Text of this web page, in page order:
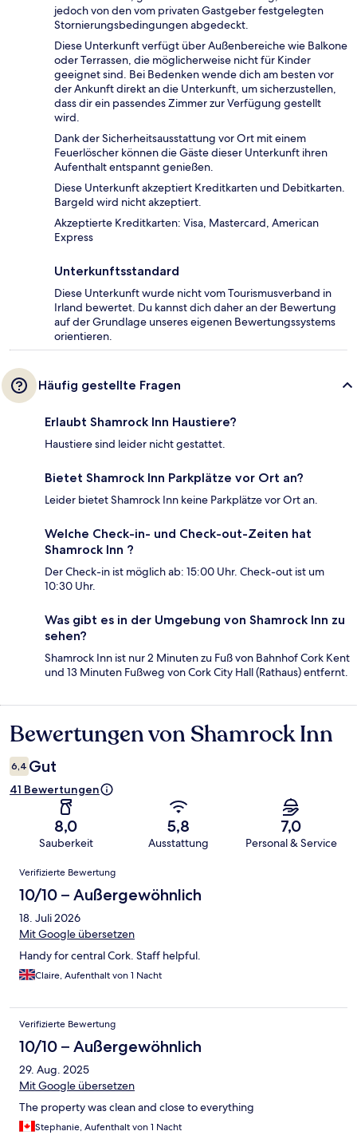
jedoch von den vom privaten Gastgeber festgelegten
Stornierungsbedingungen abgedeckt.
Diese Unterkunft verfügt über Außenbereiche wie Balkone
oder Terrassen, die möglicherweise nicht für Kinder
geeignet sind. Bei Bedenken wende dich am besten vor
der Ankunft direkt an die Unterkunft, um sicherzustellen,
dass dir ein passendes Zimmer zur Verfügung gestellt
wird.
Dank der Sicherheitsausstattung vor Ort mit einem
Feuerlöscher können die Gäste dieser Unterkunft ihren
Aufenthalt entspannt genießen.
Diese Unterkunft akzeptiert Kreditkarten und Debitkarten.
Bargeld wird nicht akzeptiert.
Akzeptierte Kreditkarten: Visa, Mastercard, American
Express
Unterkunftsstandard
Diese Unterkunft wurde nicht vom Tourismusverband in
Irland bewertet. Du kannst dich daher an der Bewertung
auf der Grundlage unseres eigenen Bewertungssystems
orientieren.
Häufig gestellte Fragen
Erlaubt Shamrock Inn Haustiere?
Haustiere sind leider nicht gestattet.
Bietet Shamrock Inn Parkplätze vor Ort an?
Leider bietet Shamrock Inn keine Parkplätze vor Ort an.
Welche Check-in- und Check-out-Zeiten hat
Shamrock Inn ?
Der Check-in ist möglich ab: 15:00 Uhr. Check-out ist um
10:30 Uhr.
Was gibt es in der Umgebung von Shamrock Inn zu
sehen?
Shamrock Inn ist nur 2 Minuten zu Fuß von Bahnhof Cork Kent
und 13 Minuten Fußweg von Cork City Hall (Rathaus) entfernt.
Bewertungen
Bewertungen von Shamrock Inn
6,4 Gut
41 Bewertungen
8,0
Sauberkeit
5,8
Ausstattung
7,0
Personal & Service
Bewertungen
Verifizierte Bewertung
10/10 – Außergewöhnlich
18. Juli 2026
Mit Google übersetzen
Handy for central Cork. Staff helpful.
Claire, Aufenthalt von 1 Nacht
Verifizierte Bewertung
10/10 – Außergewöhnlich
29. Aug. 2025
Mit Google übersetzen
The property was clean and close to everything
Stephanie, Aufenthalt von 1 Nacht